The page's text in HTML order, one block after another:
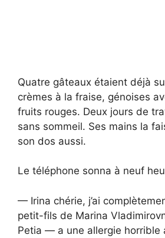
Quatre gâteaux étaient déjà
crèmes à la fraise, génoises
fruits rouges. Deux jours de
sans sommeil. Ses mains la
son dos aussi.
Le téléphone sonna à neuf
— Irina chérie, j’ai
petit-fils de Marina
Petia — a une allergie horrible